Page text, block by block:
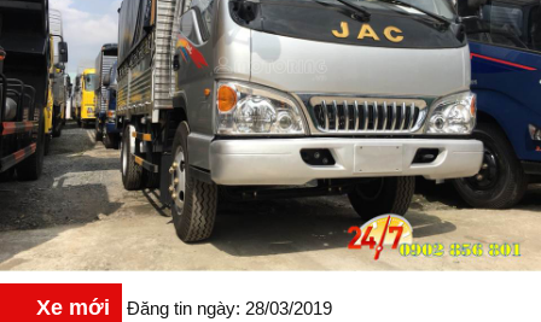
Xe mới Đăng tin ngày: 28/03/2019